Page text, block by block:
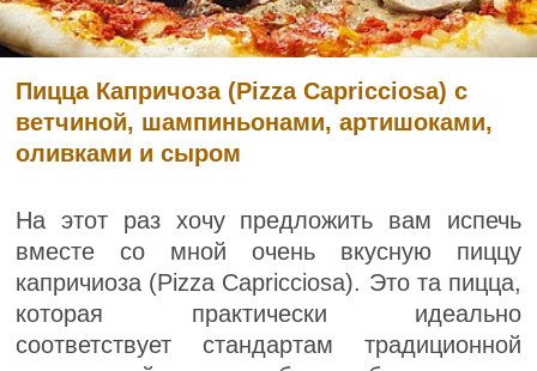
Пицца Капричоза (Pizza Capricciosa) с
ветчиной, шампиньонами, артишоками,
оливками и сыром
На этот раз хочу предложить вам испечь
вместе со мной очень вкусную пиццу
капричиоза (Pizza Capricciosa). Это та пицца,
которая практически идеально
соответствует стандартам традиционной